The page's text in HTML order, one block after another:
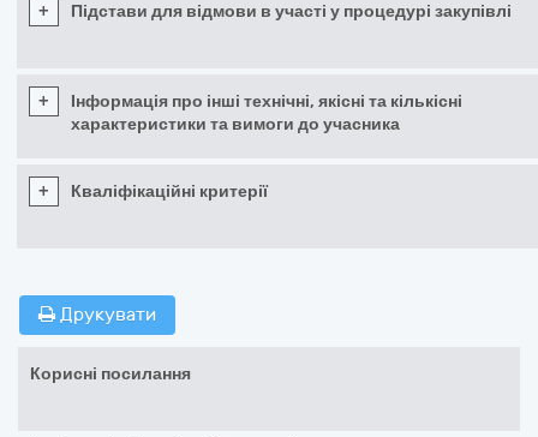
+ Підстави для відмови в участі у процедурі закупівлі
+
Інформація про інші технічні, якісні та кількісні
характеристики та вимоги до учасника
+ Кваліфікаційні критерії
Друкувати
Корисні посилання